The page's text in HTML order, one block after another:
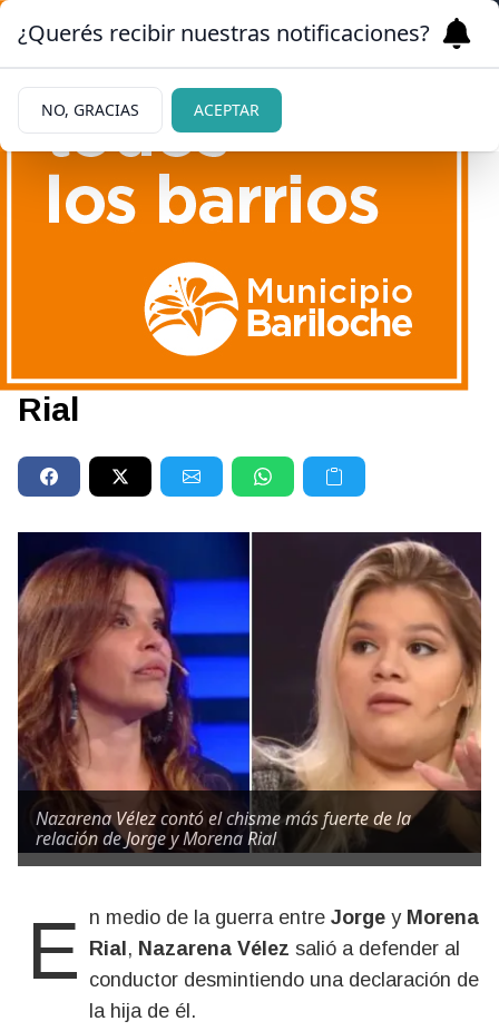
Nazarena Vélez contó el
chisme más fuerte de la
relación de Jorge y Morena
Rial
Nazarena Vélez contó el chisme más fuerte de la
relación de Jorge y Morena Rial
En medio de la guerra entre Jorge y Morena
Rial , Nazarena Vélez salió a defender al
conductor desmintiendo una declaración de
la hija de él.
¿Querés recibir nuestras notificaciones?
NO, GRACIAS ACEPTAR